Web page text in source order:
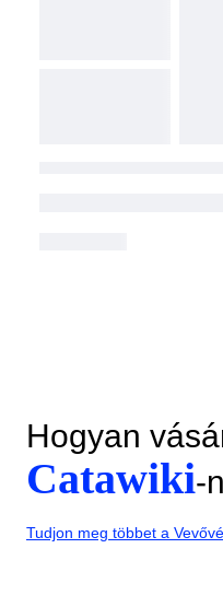
Hogyan
Catawiki-
Tudjon meg többet a